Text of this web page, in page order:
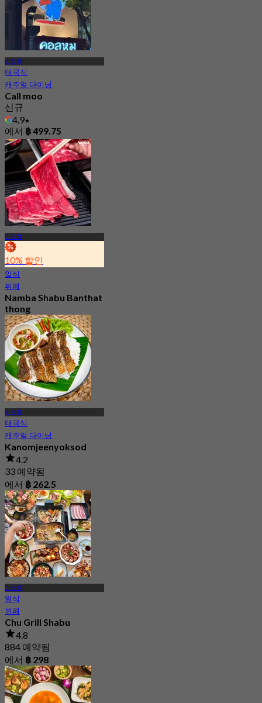
반탓통
태국식
캐주얼 다이닝
Call moo
신규
4.9
에서 ฿ 499.75
반탓통
10% 할인
일식
뷔페
Namba Shabu Banthat
thong
4.8
742 예약됨
에서฿ 268
반탓통
태국식
캐주얼 다이닝
Kanomjeenyoksod
4.2
33 예약됨
에서 ฿ 262.5
반탓통
일식
뷔페
Chu Grill Shabu
4.8
884 예약됨
에서 ฿ 298